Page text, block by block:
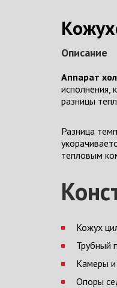
Описание
Аппарат
исполнения,
разницы
Разница
тепловым
Кожух
Трубный
Камеры и
Опоры